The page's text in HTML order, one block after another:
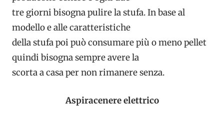
tre giorni bisogna pulire la stufa. In base al
modello e alle caratteristiche
della stufa poi può consumare più o meno pellet
quindi bisogna sempre avere la
scorta a casa per non rimanere senza.
Aspiracenere elettrico